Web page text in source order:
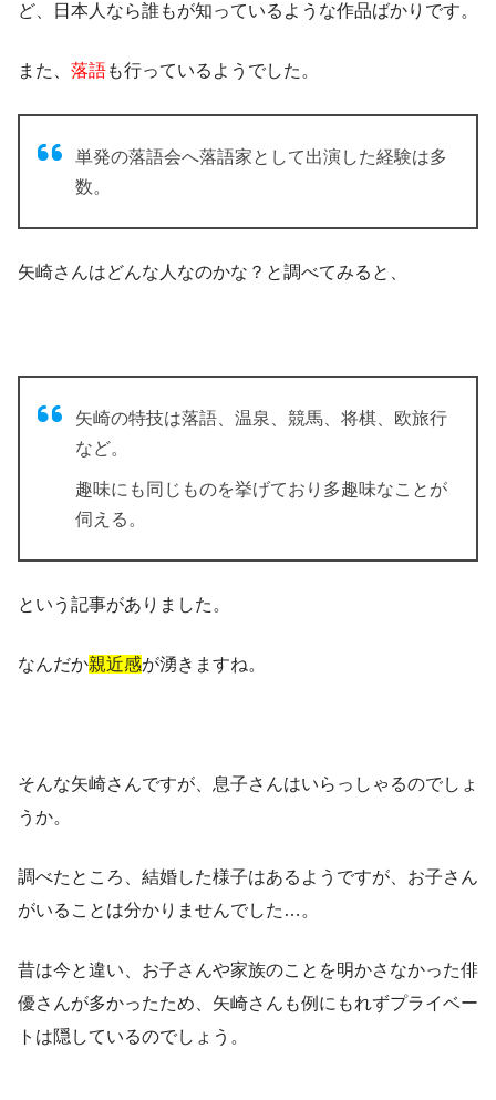
ど、日本人なら誰もが知っているような作品ばかりです。
また、 落語も行っているようでした。
単発の落語会へ落語家として出演した経験は多
数。
矢崎さんはどんな人なのかな？と調べてみると、
矢崎の特技は落語、温泉、競馬、将棋、欧旅行
など。
趣味にも同じものを挙げており多趣味なことが
伺える。
という記事がありました。
なんだか親近感が湧きますね。
そんな矢崎さんですが、息子さんはいらっしゃるのでしょ
うか。
調べたところ、結婚した様子はあるようですが、お子さん
がいることは分かりませんでした…。
昔は今と違い、お子さんや家族のことを明かさなかった俳
優さんが多かったため、矢崎さんも例にもれずプライベー
トは隠しているのでしょう。